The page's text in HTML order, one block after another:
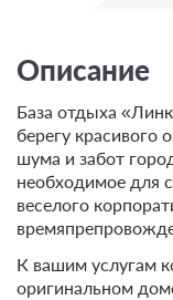
Описание
База отдыха
берегу красивого
шума и забот
необходимое для
веселого
К вашим услугам
оригинальном